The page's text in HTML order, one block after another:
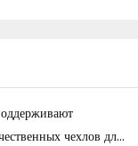
чехлов для